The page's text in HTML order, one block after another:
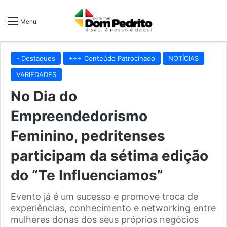
Menu
- Destaques +++ Conteúdo Patrocinado
NOTÍCIAS
VARIEDADES
No Dia do
Empreendedorismo
Feminino, pedritenses
participam da sétima edição
do “Te Influenciamos”
Evento já é um sucesso e promove troca de
experiências, conhecimento e networking entre
mulheres donas dos seus próprios negócios